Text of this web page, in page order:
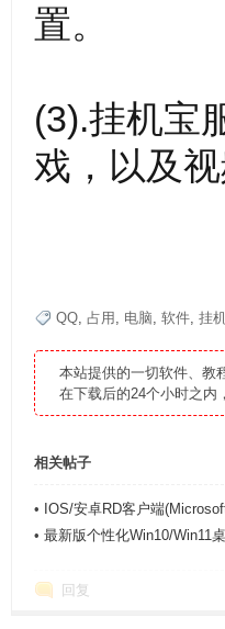
图
置。
(3).挂机宝
戏，以及
QQ, 占用 , 电脑, 软件, 挂
本站提供的一切软件、教
在下载后的24个小时之内
相关帖子
• IOS/安卓RD客户端
• 最新版个性化Win10/Win11
回复